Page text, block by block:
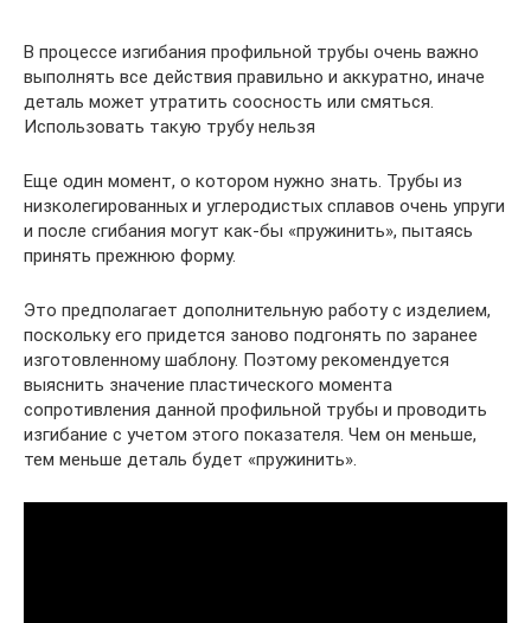
В процессе изгибания профильной трубы очень важно
выполнять все действия правильно и аккуратно, иначе
деталь может утратить соосность или смяться.
Использовать такую трубу нельзя
Еще один момент, о котором нужно знать. Трубы из
низколегированных и углеродистых сплавов очень упруги
и после сгибания могут как-бы «пружинить», пытаясь
принять прежнюю форму.
Это предполагает дополнительную работу с изделием,
поскольку его придется заново подгонять по заранее
изготовленному шаблону. Поэтому рекомендуется
выяснить значение пластического момента
сопротивления данной профильной трубы и проводить
изгибание с учетом этого показателя. Чем он меньше,
тем меньше деталь будет «пружинить».